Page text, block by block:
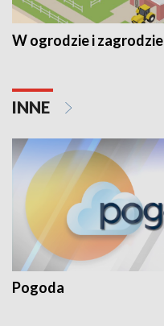
W ogrodzie i zagrodzie
INNE
Pogoda